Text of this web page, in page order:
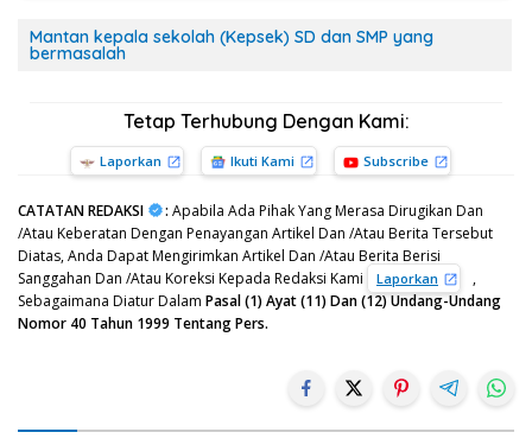
Mantan kepala sekolah (Kepsek) SD dan SMP yang
bermasalah
Tetap Terhubung Dengan Kami:
Laporkan Ikuti Kami Subscribe
CATATAN REDAKSI : Apabila Ada Pihak Yang Merasa Dirugikan Dan
/Atau Keberatan Dengan Penayangan Artikel Dan /Atau Berita Tersebut
Diatas, Anda Dapat Mengirimkan Artikel Dan /Atau Berita Berisi
Sanggahan Dan /Atau Koreksi Kepada Redaksi Kami
Laporkan
,
Sebagaimana Diatur Dalam Pasal (1) Ayat (11) Dan (12) Undang-Undang
Nomor 40 Tahun 1999 Tentang Pers.